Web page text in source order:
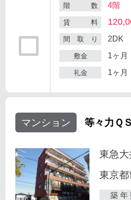
階 数 4階
賃 料
間 取 り 2DK
敷金 1ヶ月
礼金 1ヶ月
マンション 等々力Ｑ
東急
東京
築 年